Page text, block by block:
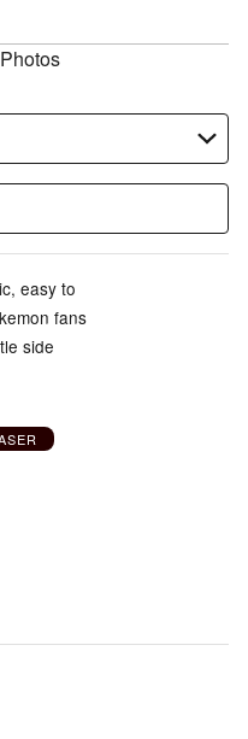
easy to
fans
side